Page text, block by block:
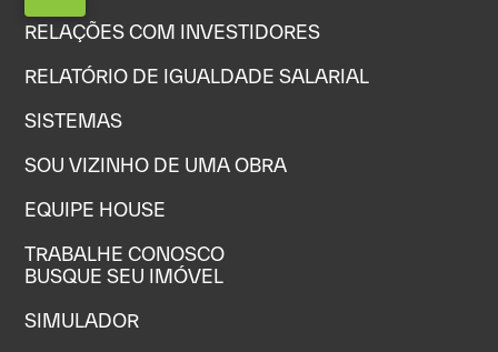
RELAÇÕES COM INVESTIDORES
RELATÓRIO DE IGUALDADE SALARIAL
SISTEMAS
SOU VIZINHO DE UMA OBRA
EQUIPE HOUSE
TRABALHE CONOSCO
BUSQUE SEU IMÓVEL
SIMULADOR